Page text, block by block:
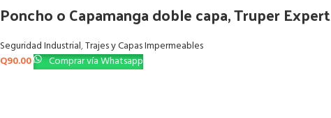
Poncho o Capamanga doble capa, Truper Expert
Seguridad Industrial,Trajes y Capas Impermeables
Q90.00 Comprar vía Whatsapp